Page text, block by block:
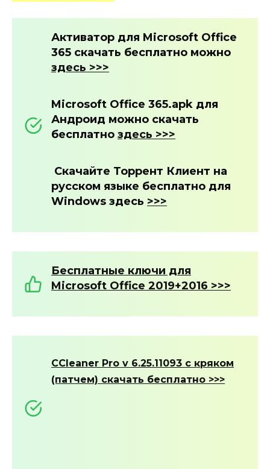
Активатор для Microsoft Office
365 скачать бесплатно можно
здесь >>>
Microsoft Office 365.apk для
Андроид можно скачать
бесплатно здесь >>>
Скачайте Торрент Клиент на
русском языке бесплатно для
Windows здесь >>>
Бесплатные ключи для
Microsoft Office 2019+2016 >>>
CCleaner Pro v 6.25.11093 с кряком
(патчем) скачать бесплатно >>>